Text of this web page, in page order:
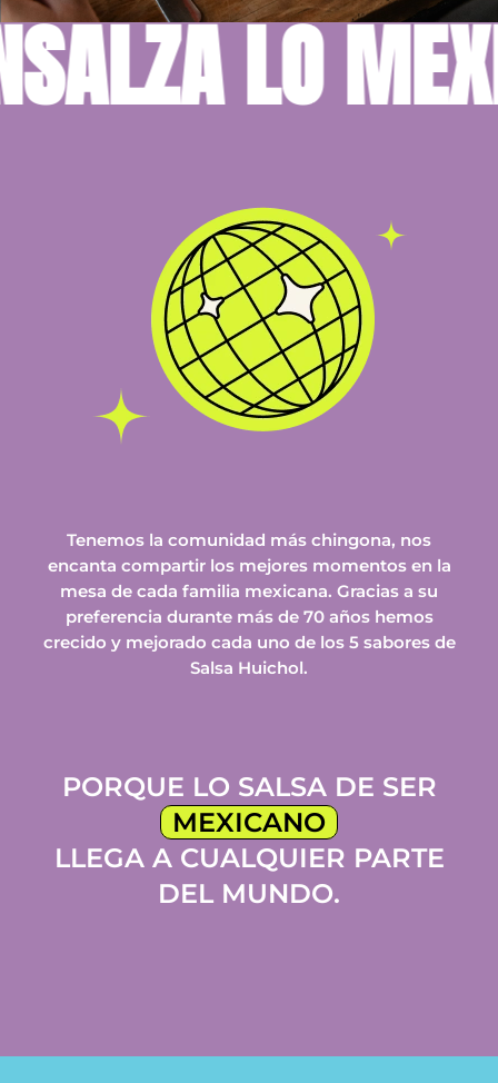
LO
Tenemos la comunidad más chingona, nos
encanta compartir los mejores momentos en la
mesa de cada familia mexicana. Gracias a su
preferencia durante más de 70 años hemos
crecido y mejorado cada uno de los 5 sabores de
Salsa Huichol.
PORQUE LO SALSA DE SER
MEXICANO
LLEGA A CUALQUIER PARTE
DEL MUNDO.